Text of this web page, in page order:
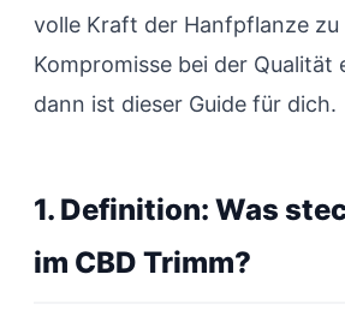
volle Kraft der Hanfpflanze
Kompromisse bei der Qualität
dann ist dieser Guide für dich.
1. Definition: Was
im CBD Trimm?